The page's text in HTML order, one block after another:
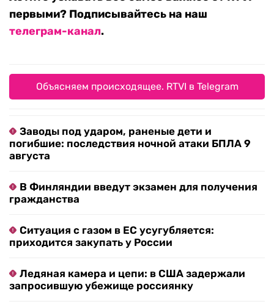
первыми? Подписывайтесь на наш
телеграм-канал.
Объясняем происходящее. RTVI в Telegram
Заводы под ударом, раненые дети и
погибшие: последствия ночной атаки БПЛА 9
августа
В Финляндии введут экзамен для получения
гражданства
Ситуация с газом в ЕС усугубляется:
приходится закупать у России
Ледяная камера и цепи: в США задержали
запросившую убежище россиянку